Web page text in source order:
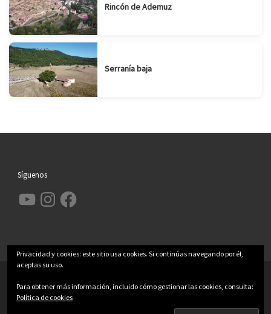
Rincón de Ademuz
Serranía baja
Síguenos
YouTube InstagramFacebook
Funciona con
Privacidad y cookies: este sitio usa cookies. Si continúas navegando por él,
aceptas su uso.
Para obtener más información, incluido cómo gestionar las cookies, consulta:
Política de cookies